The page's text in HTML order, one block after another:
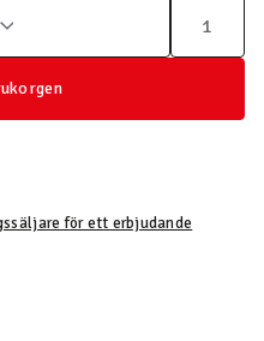
för ett erbjudande